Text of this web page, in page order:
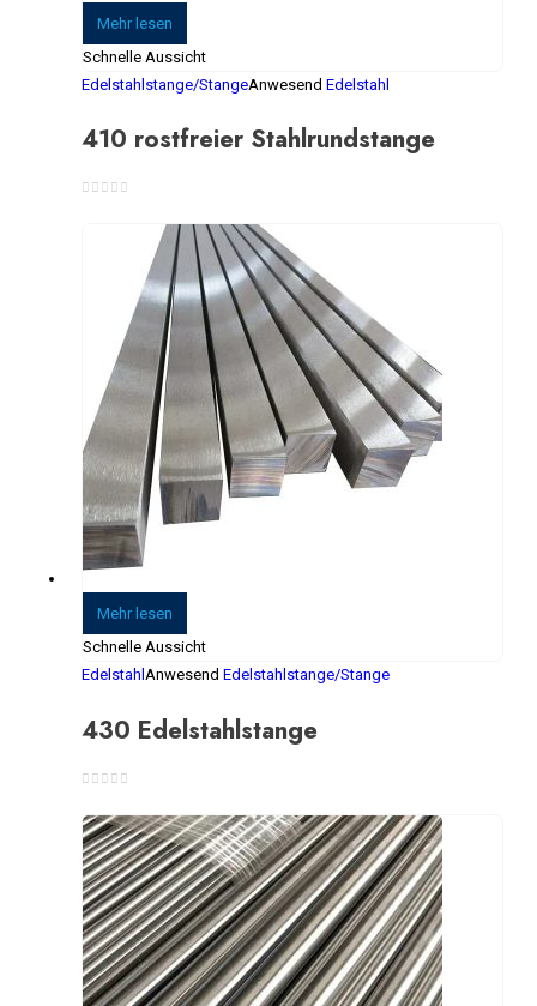
Mehr lesen
Schnelle Aussicht
Edelstahlstange/StangeAnwesend Edelstahl
410 rostfreier Stahlrundstange
Mehr lesen
Schnelle Aussicht
Edelstahl Anwesend Edelstahlstange/Stange
430 Edelstahlstange